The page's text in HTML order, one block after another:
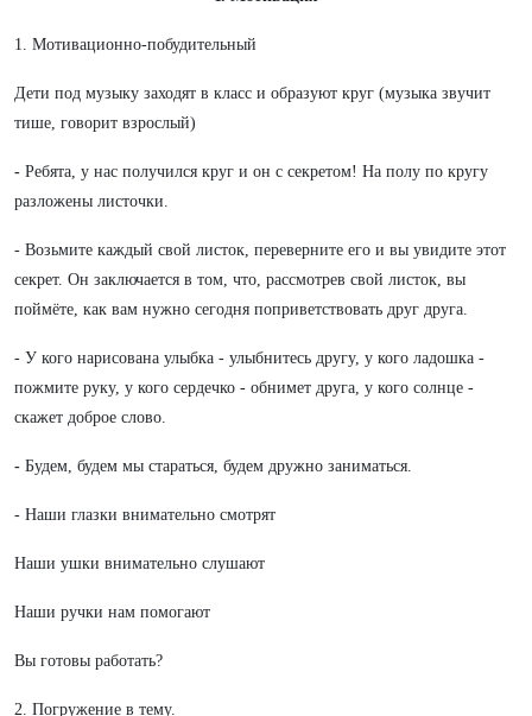
1. Мотивационно-побудительный
Дети под музыку заходят в класс и образуют круг (музыка звучит
тише, говорит взрослый)
- Ребята, у нас получился круг и он с секретом! На полу по кругу
разложены листочки.
- Возьмите каждый свой листок, переверните его и вы увидите этот
секрет. Он заключается в том, что, рассмотрев свой листок, вы
поймёте, как вам нужно сегодня поприветствовать друг друга.
- У кого нарисована улыбка - улыбнитесь другу, у кого ладошка -
пожмите руку, у кого сердечко - обнимет друга, у кого солнце -
скажет доброе слово.
- Будем, будем мы стараться, будем дружно заниматься.
- Наши глазки внимательно смотрят
Наши ушки внимательно слушают
Наши ручки нам помогают
Вы готовы работать?
2. Погружение в тему.